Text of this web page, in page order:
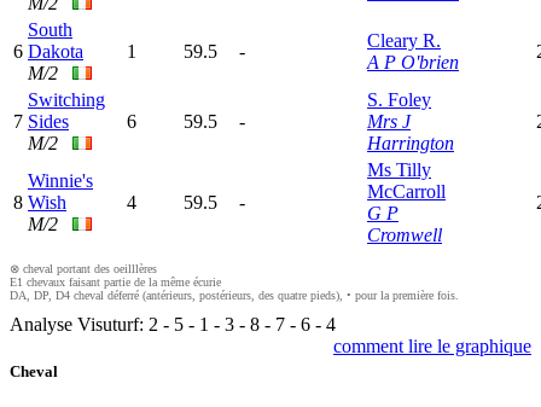
6
South
Dakota
M/2
1 59.5 -
Cleary R.
A P O'brien
7
Switching
Sides
M/2
6 59.5 -
S. Foley
Mrs J
Harrington
8
Winnie's
Wish
M/2
4 59.5 -
Ms Tilly
McCarroll
G P
Cromwell
⊗ cheval portant des oeilllères
E1 chevaux faisant partie de la même écurie
DA, DP, D4 cheval déferré (antérieurs, postérieurs, des quatre pieds), • pour la première fois.
Analyse Visuturf: 2 - 5 - 1 - 3 - 8 - 7 - 6 - 4
comment lire le graphique
Cheval